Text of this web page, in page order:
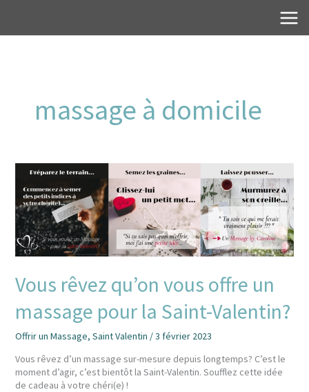
massage à domicile
Vous rêvez qu’on vous offre un
massage pour la Saint-Valentin?
Offrir un Massage, Saint Valentin /3 février 2023
Vous rêvez d’un massage sur-mesure depuis longtemps? C’est le
moment d’agir, c’est bientôt la Saint-Valentin. Soufflez cette idée
de cadeau à votre chéri(e) !
Vous
qu’on
vous
offre
un
massage
pour
Saint-